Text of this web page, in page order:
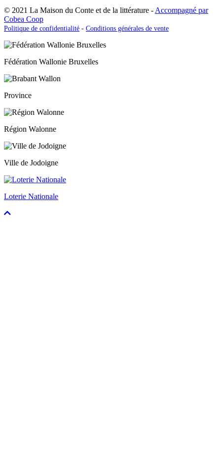
© 2021 La Maison du Conte et de la littérature - Accompagné par
Cobea Coop
Politique de confidentialité - Conditions générales de vente
Fédération Wallonie Bruxelles
Province
Région Walonne
Ville de Jodoigne
Loterie Nationale
Faire